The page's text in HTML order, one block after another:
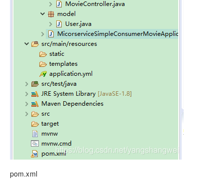
pom.xml